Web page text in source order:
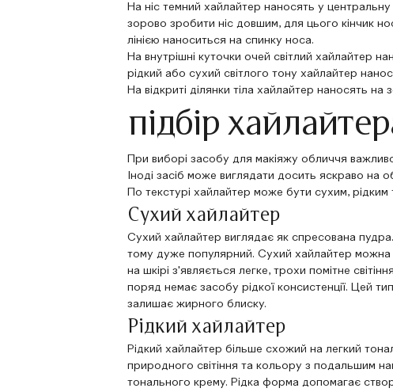
На ніс темний хайлайтер наносять у
зорово зробити ніс довшим, для цього кінчик
лінією наноситься на спинку носа.
На внутрішні куточки очей світлий хайлайтер
рідкий або сухий світлого тону хайлайтер
На відкриті ділянки тіла хайлайтер наносять
підбір
При виборі засобу для макіяжу обличчя
Іноді засіб може виглядати досить яскраво на
По текстурі хайлайтер може бути сухим,
Сухий хайлайтер
Сухий хайлайтер виглядає як спресована
тому дуже популярний. Сухий хайлайтер можна
на шкірі з'являється легке, трохи помітне
поряд немає засобу рідкої консистенції. Цей
залишає жирного блиску.
Рідкий хайлайтер
Рідкий хайлайтер більше схожий на легкий
природного світіння та кольору з подальшим
тонального крему. Рідка форма допомагає